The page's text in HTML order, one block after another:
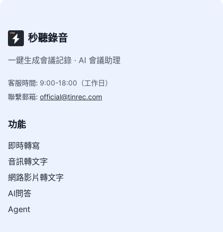
秒聽錄音
一鍵生成會議記錄 · AI 會議助理
客服時間: 9:00-18:00（工作日）
聯繫郵箱: official@tinrec.com
功能
即時轉寫
音訊轉文字
網路影片轉文字
AI問答
Agent